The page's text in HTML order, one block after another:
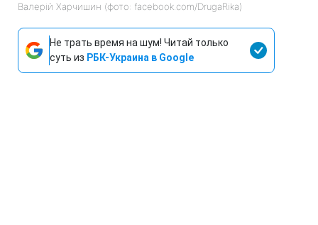
Валерій Харчишин (фото: facebook.com/DrugaRika)
Не трать время на шум! Читай только
суть из РБК-Украина в Google